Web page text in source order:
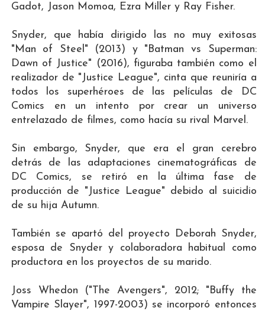
Gadot, Jason Momoa, Ezra Miller y Ray Fisher.
Snyder, que había dirigido las no muy exitosas
"Man of Steel" (2013) y "Batman vs Superman:
Dawn of Justice" (2016), figuraba también como el
realizador de "Justice League", cinta que reuniría a
todos los superhéroes de las películas de DC
Comics en un intento por crear un universo
entrelazado de filmes, como hacía su rival Marvel.
Sin embargo, Snyder, que era el gran cerebro
detrás de las adaptaciones cinematográficas de
DC Comics, se retiró en la última fase de
producción de "Justice League" debido al suicidio
de su hija Autumn.
También se apartó del proyecto Deborah Snyder,
esposa de Snyder y colaboradora habitual como
productora en los proyectos de su marido.
Joss Whedon ("The Avengers", 2012; "Buffy the
Vampire Slayer", 1997-2003) se incorporó entonces